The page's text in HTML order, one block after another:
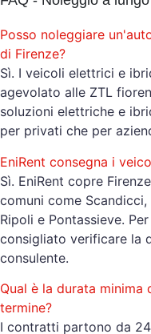
Posso noleggiare
di Firenze?
Sì. I veicoli elettrici e
agevolato alle ZTL
soluzioni elettriche e
per privati che per
EniRent consegna i
Sì. EniRent copre
comuni come
Ripoli e Pontassieve.
consigliato verificare la
consulente.
Qual è la durata
termine?
I contratti partono da